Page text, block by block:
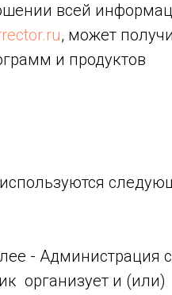
всей
, может
и продуктов
- Администрация
организует и (или)